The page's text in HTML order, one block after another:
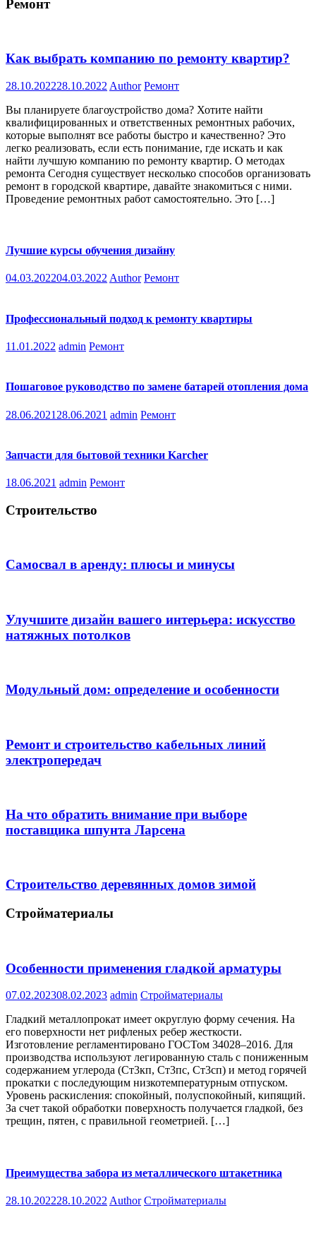
Ремонт
Как выбрать компанию по ремонту квартир?
28.10.202228.10.2022 Author Ремонт
Вы планируете благоустройство дома? Хотите найти
квалифицированных и ответственных ремонтных рабочих,
которые выполнят все работы быстро и качественно? Это
легко реализовать, если есть понимание, где искать и как
найти лучшую компанию по ремонту квартир. О методах
ремонта Сегодня существует несколько способов организовать
ремонт в городской квартире, давайте знакомиться с ними.
Проведение ремонтных работ самостоятельно. Это […]
Лучшие курсы обучения дизайну
04.03.202204.03.2022Author Ремонт
Профессиональный подход к ремонту квартиры
11.01.2022 admin Ремонт
Пошаговое руководство по замене батарей отопления дома
28.06.2021 28.06.2021 admin Ремонт
Запчасти для бытовой техники Karcher
18.06.2021 admin Ремонт
Строительство
Самосвал в аренду: плюсы и минусы
Улучшите дизайн вашего интерьера: искусство
натяжных потолков
Модульный дом: определение и особенности
Ремонт и строительство кабельных линий
электропередач
На что обратить внимание при выборе
поставщика шпунта Ларсена
Строительство деревянных домов зимой
Стройматериалы
Особенности применения гладкой арматуры
07.02.202308.02.2023 admin Стройматериалы
Гладкий металлопрокат имеет округлую форму сечения. На
его поверхности нет рифленых ребер жесткости.
Изготовление регламентировано ГОСТом 34028–2016. Для
производства используют легированную сталь с пониженным
содержанием углерода (Ст3кп, Ст3пс, Ст3сп) и метод горячей
прокатки с последующим низкотемпературным отпуском.
Уровень раскисления: спокойный, полуспокойный, кипящий.
За счет такой обработки поверхность получается гладкой, без
трещин, пятен, с правильной геометрией. […]
Преимущества забора из металлического штакетника
28.10.202228.10.2022 Author Стройматериалы